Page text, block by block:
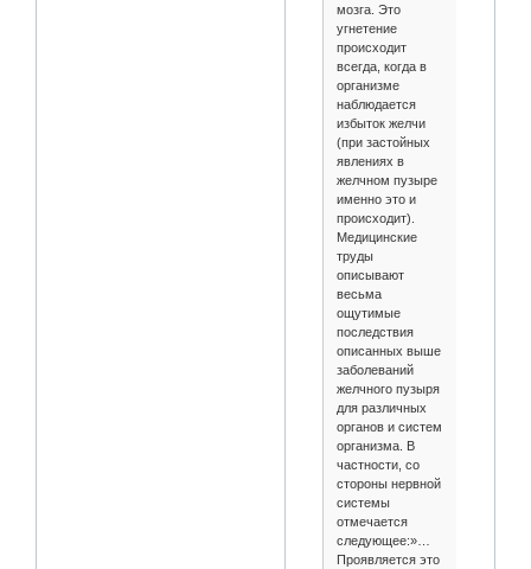
мозга. Это
угнетение
происходит
всегда, когда в
организме
наблюдается
избыток желчи
(при застойных
явлениях в
желчном пузыре
именно это и
происходит).
Медицинские
труды
описывают
весьма
ощутимые
последствия
описанных выше
заболеваний
желчного пузыря
для различных
органов и систем
организма. В
частности, со
стороны нервной
системы
отмечается
следующее:»…
Проявляется это